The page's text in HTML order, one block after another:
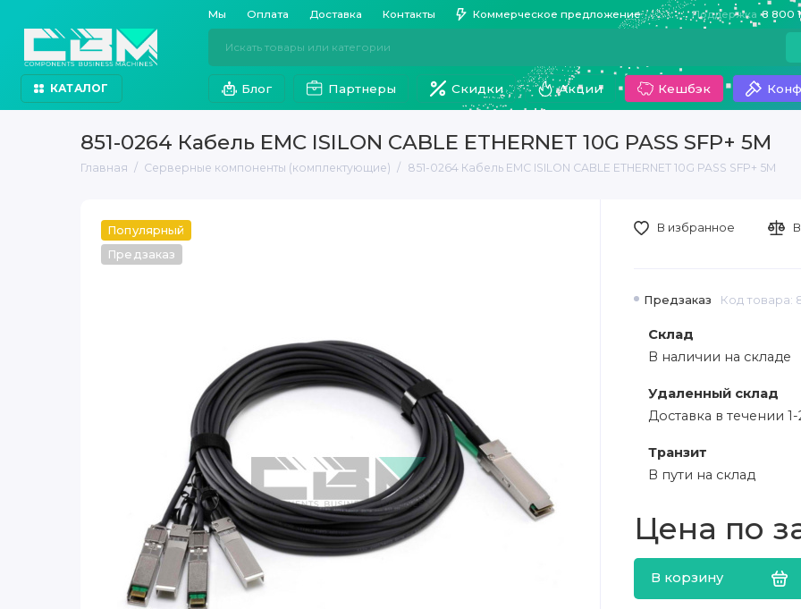
Мы Оплата Доставка Контакты Коммерческое предложение Поддержка 8 800
КАТАЛОГ Блог Партнеры Скидки Акции Кешбэк
851-0264 Кабель EMC ISILON CABLE ETHERNET 10G PASS SFP+ 5M
Главная Серверные компоненты (комплектующие) 851-0264 Кабель EMC ISILON CABLE ETHERNET 10G PASS SFP+ 5M
Популярный
Предзаказ
Предзаказ Код товара:
Склад
В наличии на складе
Удаленный склад
Доставка в течении
Транзит
В пути на склад
Цена по
В корзину
В избранное